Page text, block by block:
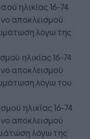
ηλικίας 16-74
αποκλεισμού
λόγω της
ηλικίας 16-74
αποκλεισμού
λόγω του
ηλικίας 16-74
αποκλεισμού
λόγω της